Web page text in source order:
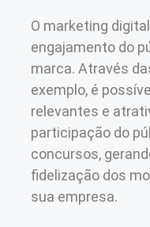
O marketing
engajamento do
marca. Através
exemplo, é
relevantes e
participação do
concursos,
fidelização dos
sua empresa.